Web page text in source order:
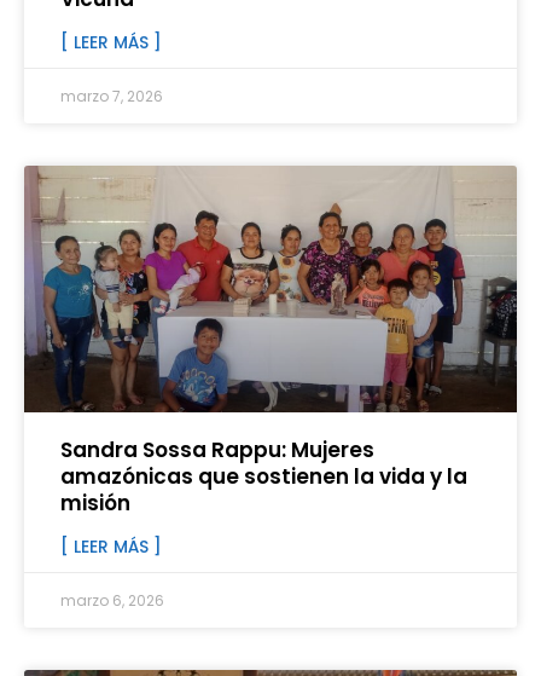
[ LEER MÁS ]
marzo 7, 2026
Sandra Sossa Rappu: Mujeres
amazónicas que sostienen la vida y la
misión
[ LEER MÁS ]
marzo 6, 2026